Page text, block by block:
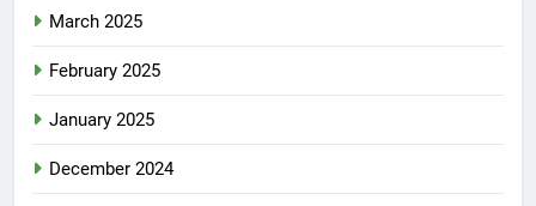
March 2025
February 2025
January 2025
December 2024